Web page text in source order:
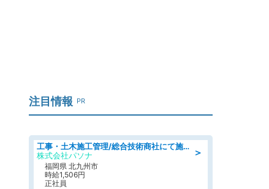
注目情報 PR
＞
工事・土木施工管理/総合技術商社にて施工管理のお仕事/即日勤務可/車通勤可/工事・土木施工管理/生産・品質管理
株式会社パソナ
福岡県 北九州市
時給1,506円
正社員